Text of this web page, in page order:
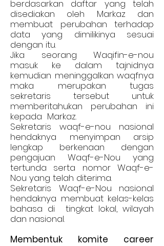
berdasarkan daftar yang telah
disediakan oleh Markaz dan
membuat perubahan terhadap
data yang dimilikinya sesuai
dengan itu.
Jika seorang Waqifin-e-nou
masuk ke dalam tajnidnya
kemudian meninggalkan waqfnya
maka merupakan tugas
sekretaris tersebut untuk
memberitahukan perubahan ini
kepada Markaz.
Sekretaris waqf-e-nou nasional
hendaknya menyimpan arsip
lengkap berkenaan dengan
pengajuan Waqf-e-Nou yang
tertunda serta nomor Waqf-e-
Nou yang telah diterima.
Sekretaris Waqf-e-Nou nasional
hendaknya membuat kelas-kelas
bahasa di tingkat lokal, wilayah
dan nasional.
Membentuk komite career